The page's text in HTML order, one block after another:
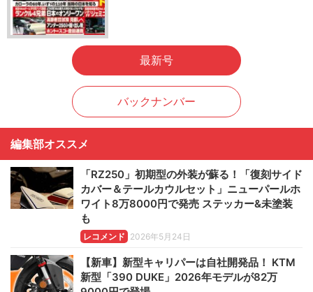
最新号
バックナンバー
編集部オススメ
「RZ250」初期型の外装が蘇る！「復刻サイド
カバー＆テールカウルセット」ニューパールホ
ワイト8万8000円で発売 ステッカー&未塗装
も
レコメンド 2026年5月24日
【新車】新型キャリパーは自社開発品！ KTM
新型「390 DUKE」2026年モデルが82万